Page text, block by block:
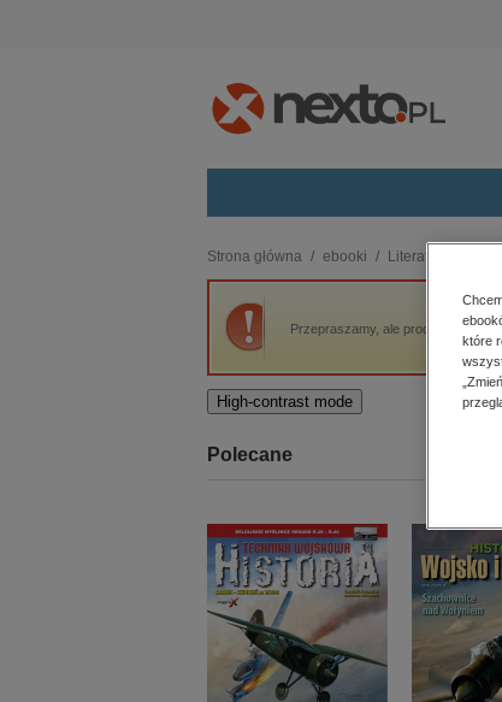
budownictwo, aranżacja wnętrz
biznesowe, branżowe,
darmowe wydania
edukacja
kobiece, lifestyle, kultura
Strona główna ebooki Literatura piękna,
Przepraszamy, ale produkt
High-contrast mode
Polecane
które